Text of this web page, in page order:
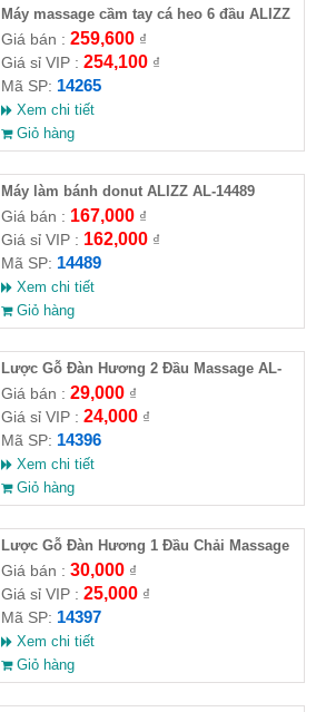
Máy massage cầm tay cá heo 6 đầu ALIZZ
AL-14265( Full VAT )
Giá bán : 259,600₫
Giá sỉ VIP : 254,100₫
Mã SP: 14265
Xem chi tiết
Giỏ hàng
Máy làm bánh donut ALIZZ AL-14489
Giá bán : 167,000₫
Giá sỉ VIP : 162,000₫
Mã SP: 14489
Xem chi tiết
Giỏ hàng
Lược Gỗ Đàn Hương 2 Đầu Massage AL-
14396
Giá bán : 29,000₫
Giá sỉ VIP : 24,000₫
Mã SP: 14396
Xem chi tiết
Giỏ hàng
Lược Gỗ Đàn Hương 1 Đầu Chải Massage
Da Đầu AL14397
Giá bán : 30,000₫
Giá sỉ VIP : 25,000₫
Mã SP: 14397
Xem chi tiết
Giỏ hàng